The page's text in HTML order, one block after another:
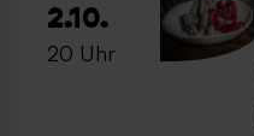
2.10.
20 Uhr